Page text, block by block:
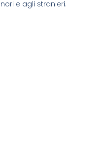
e agli stranieri.